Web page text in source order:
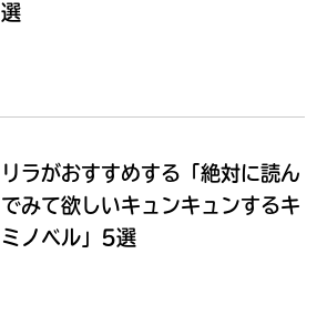
Loading...
選
リラがおすすめする 「絶対に読ん
でみて欲しいキュンキュンするキ
ミノベル」5選